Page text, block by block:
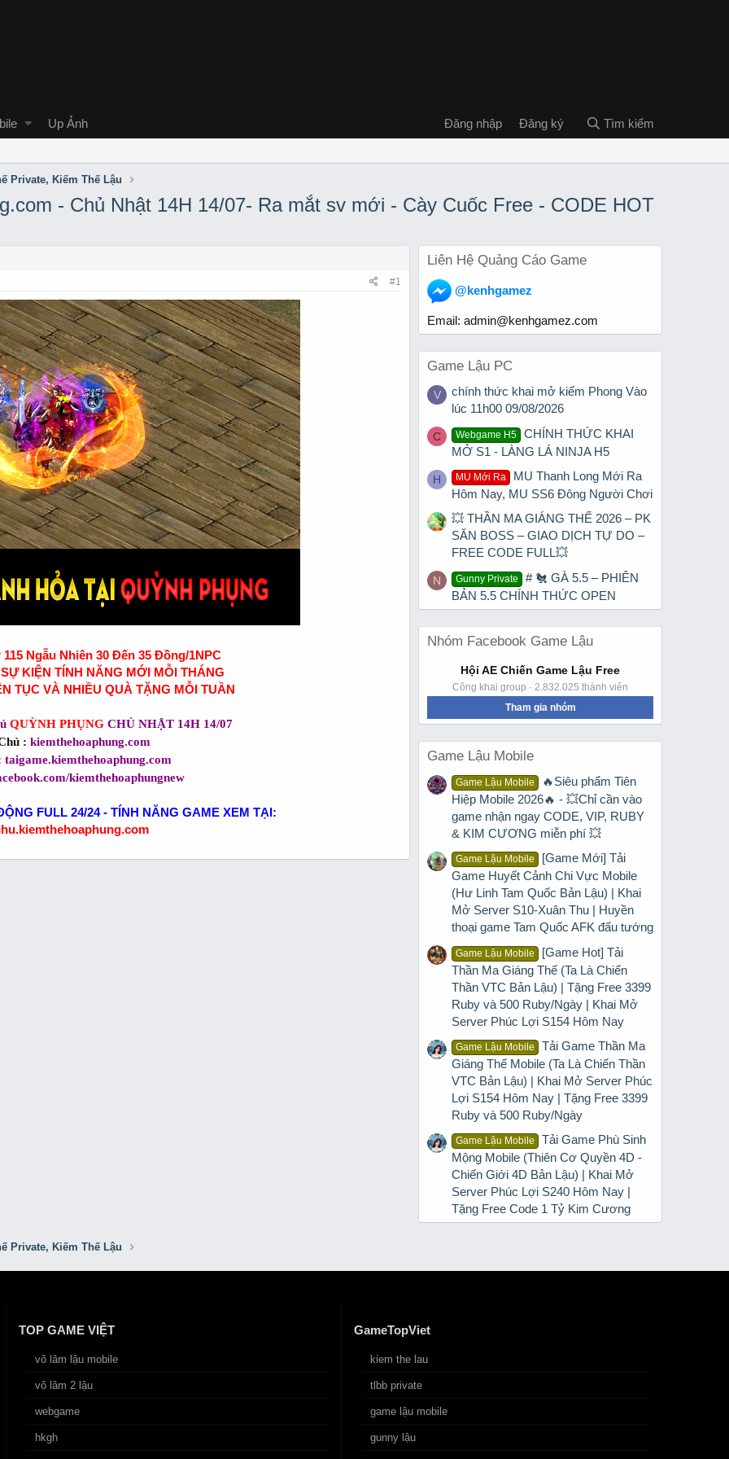
Up Ảnh Đăng nhập Đăng ký Tìm kiếm
Private, Kiếm Thế Lậu
- Chủ Nhật 14H 14/07- Ra mắt sv mới - Cày Cuốc Free - CODE HOT
#1
Ngẫu Nhiên 30 Đến 35 Đồng/1NPC
KIỆN TÍNH NĂNG MỚI MỖI THÁNG
TỤC VÀ NHIỀU QUÀ TẶNG MỖI TUẦN
QUỲNH PHỤNG CHỦ NHẬT 14H 14/07
: kiemthehoaphung.com
taigame.kiemthehoaphung.com
kiemthehoaphungnew
FULL 24/24 - TÍNH NĂNG GAME XEM TẠI:
Liên Hệ Quảng Cáo Game
@kenhgamez
Email: admin@kenhgamez.com
Game Lậu PC
V
chính thức khai mở kiếm Phong Vào
lúc 11h00 09/08/2026
C Webgame H5
CHÍNH THỨC KHAI
MỞ S1 - LÀNG LÁ NINJA H5
H MU Mới Ra
MU Thanh Long Mới Ra
Hôm Nay, MU SS6 Đông Người Chơi
💥 THẦN MA GIÁNG THẾ 2026 – PK
SĂN BOSS – GIAO DỊCH TỰ DO –
FREE CODE FULL💥
N Gunny Private
# 🐔 GÀ 5.5 – PHIÊN
BẢN 5.5 CHÍNH THỨC OPEN
Nhóm Facebook Game Lậu
Hội AE Chiến Game Lậu Free
Công khai group · 2.832.025 thành viên
Tham gia nhóm
Game Lậu Mobile
Game Lậu Mobile
🔥Siêu phẩm Tiên
Hiệp Mobile 2026🔥 - 💥Chỉ cần vào
game nhận ngay CODE, VIP, RUBY
& KIM CƯƠNG miễn phí 💥
Game Lậu Mobile
[Game Mới] Tải
Game Huyết Cảnh Chi Vực Mobile
(Hư Linh Tam Quốc Bản Lậu) | Khai
Mở Server S10-Xuân Thu | Huyền
thoại game Tam Quốc AFK đấu tướng
Game Lậu Mobile
[Game Hot] Tải
Thần Ma Giáng Thế (Ta Là Chiến
Thần VTC Bản Lậu) | Tặng Free 3399
Ruby và 500 Ruby/Ngày | Khai Mở
Server Phúc Lợi S154 Hôm Nay
Game Lậu Mobile
Tải Game Thần Ma
Giáng Thế Mobile (Ta Là Chiến Thần
VTC Bản Lậu) | Khai Mở Server Phúc
Lợi S154 Hôm Nay | Tặng Free 3399
Ruby và 500 Ruby/Ngày
Game Lậu Mobile
Tải Game Phù Sinh
Mộng Mobile (Thiên Cơ Quyền 4D -
Chiến Giới 4D Bản Lậu) | Khai Mở
Server Phúc Lợi S240 Hôm Nay |
Tặng Free Code 1 Tỷ Kim Cương
Private, Kiếm Thế Lậu
TOP GAME VIỆT
võ lâm lậu mobile
võ lâm 2 lậu
webgame
hkgh
GameTopViet
kiem the lau
tlbb private
game lậu mobile
gunny lậu